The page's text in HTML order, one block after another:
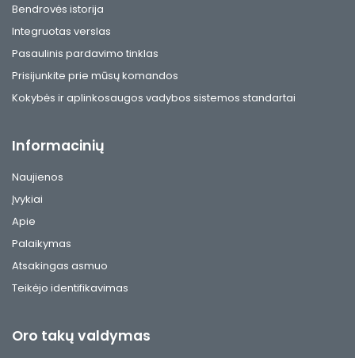
Bendrovės istorija
Integruotas verslas
Pasaulinis pardavimo tinklas
Prisijunkite prie mūsų komandos
Kokybės ir aplinkosaugos vadybos sistemos standartai
Informacinių
Naujienos
Įvykiai
Apie
Palaikymas
Atsakingas asmuo
Teikėjo identifikavimas
Oro takų valdymas